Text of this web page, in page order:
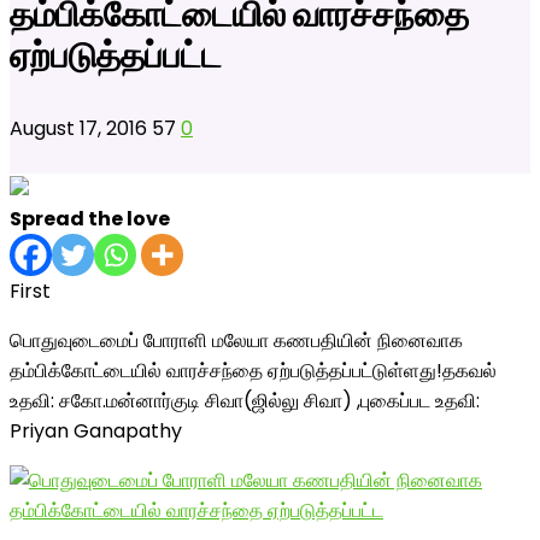
தம்பிக்கோட்டையில் வாரச்சந்தை
ஏற்படுத்தப்பட்ட
August 17, 2016 57 0
Spread the love
First
பொதுவுடைமைப் போராளி மலேயா கணபதியின் நினைவாக
தம்பிக்கோட்டையில் வாரச்சந்தை ஏற்படுத்தப்பட்டுள்ளது!தகவல்
உதவி: சகோ.மன்னார்குடி சிவா(ஜில்லு சிவா) ,புகைப்பட உதவி:
Priyan Ganapathy